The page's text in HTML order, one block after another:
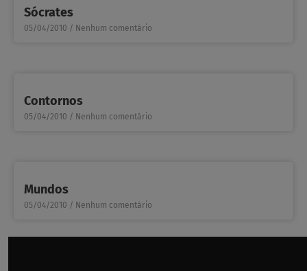
Sócrates
05/04/2010 Nenhum comentário
Contornos
05/04/2010 Nenhum comentário
Mundos
05/04/2010 Nenhum comentário